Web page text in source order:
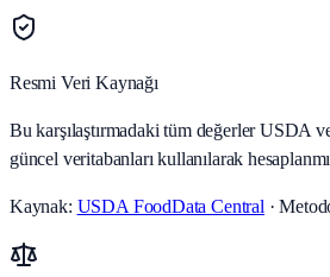
Resmi Veri Kaynağı
Bu karşılaştırmadaki tüm değerler USDA
güncel veritabanları kullanılarak
Kaynak: USDA FoodData Central ·